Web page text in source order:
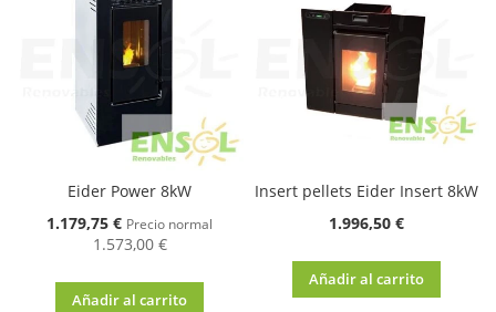
Eider Power 8kW
Oferta
1.179,75 € Precio normal
1.573,00 €
Añadir al carrito
Insert pellets Eider Insert 8kW
1.996,50 €
Añadir al carrito